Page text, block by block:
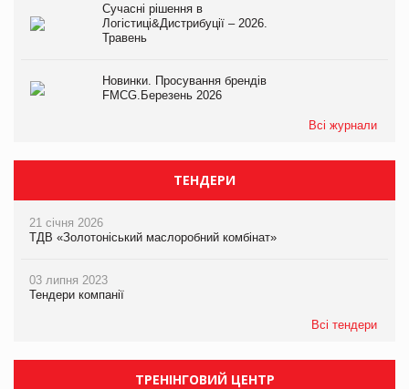
Сучасні рішення в
Логістиці&Дистрибуції – 2026.
Травень
Новинки. Просування брендів
FMCG.Березень 2026
Всі журнали
ТЕНДЕРИ
21 січня 2026
ТДВ «Золотоніський маслоробний комбінат»
03 липня 2023
Тендери компанії
Всі тендери
ТРЕНІНГОВИЙ ЦЕНТР